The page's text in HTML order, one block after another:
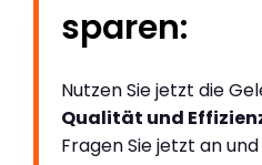
sparen:
Nutzen Sie jetzt die
Qualität und
Fragen Sie jetzt an